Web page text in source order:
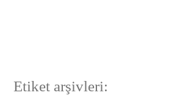
Etiket arşivleri: